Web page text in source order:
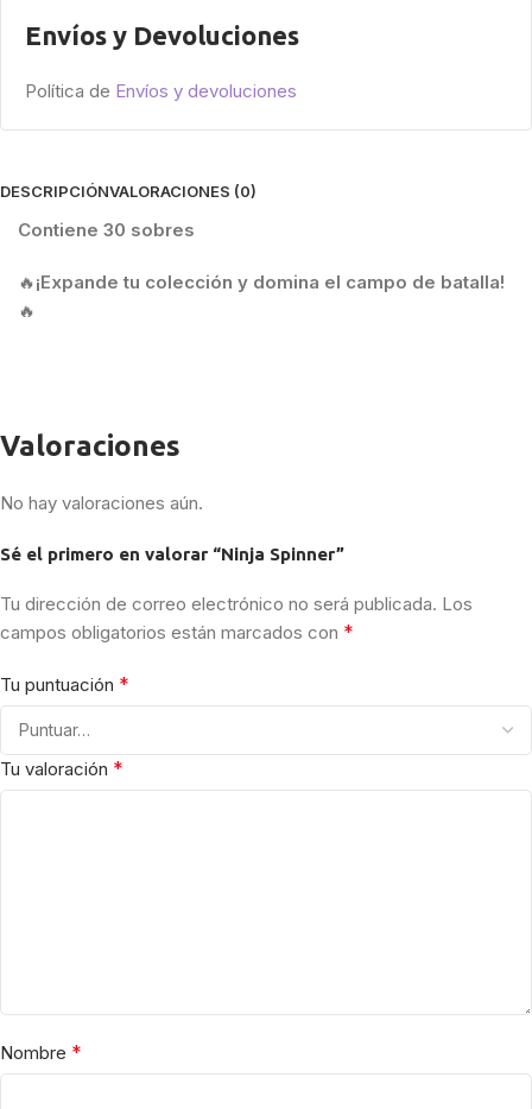
Envíos y Devoluciones
Política de Envíos y devoluciones
DESCRIPCIÓNVALORACIONES (0)
Contiene 30 sobres
🔥¡Expande tu colección y domina el campo de batalla!
🔥
Valoraciones
No hay valoraciones aún.
Sé el primero en valorar “Ninja Spinner”
Tu dirección de correo electrónico no será publicada. Los
campos obligatorios están marcados con *
Tu puntuación *
Tu valoración *
Nombre *